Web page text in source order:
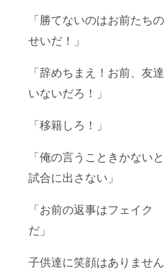
「勝てないのはお前たちの
せいだ！」
「辞めちまえ！お前、友達
いないだろ！」
「移籍しろ！」
「俺の言うこときかないと
試合に出さない」
「お前の返事はフェイク
だ」
子供達に笑顔はありません